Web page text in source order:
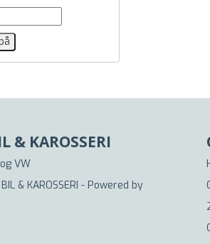
& KAROSSERI
VW
& KAROSSERI - Powered by